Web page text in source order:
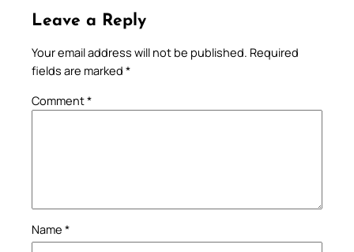
Leave a Reply
Your email address will not be published. Required
fields are marked *
Comment*
Name *